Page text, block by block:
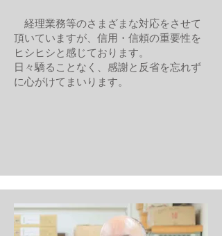
経理業務等のさまざまな対応をさせて
頂いていますが、信用・信頼の重要性を
ヒシヒシと感じております。
日々驕ることなく、感謝と反省を忘れず
に心がけてまいります。